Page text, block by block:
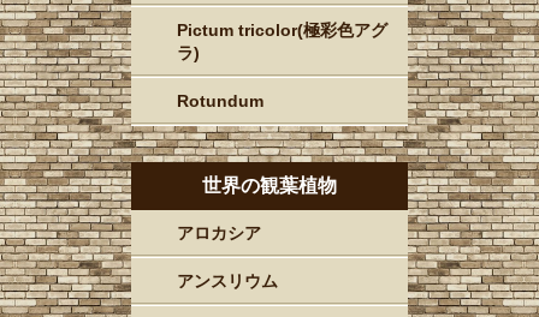
Pictum tricolor(極彩色アグ
ラ)
Rotundum
世界の観葉植物
アロカシア
アンスリウム